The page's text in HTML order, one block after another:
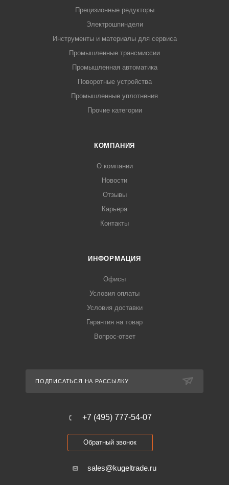
Прецизионные редукторы
Электрошпиндели
Инструменты и материалы для сервиса
Промышленные трансмиссии
Промышленная автоматика
Поворотные устройства
Промышленные уплотнения
Прочие категории
КОМПАНИЯ
О компании
Новости
Отзывы
Карьера
Контакты
ИНФОРМАЦИЯ
Офисы
Условия оплаты
Условия доставки
Гарантия на товар
Вопрос-ответ
ПОДПИСАТЬСЯ НА РАССЫЛКУ
+7 (495) 777-54-07
Обратный звонок
sales@kugeltrade.ru